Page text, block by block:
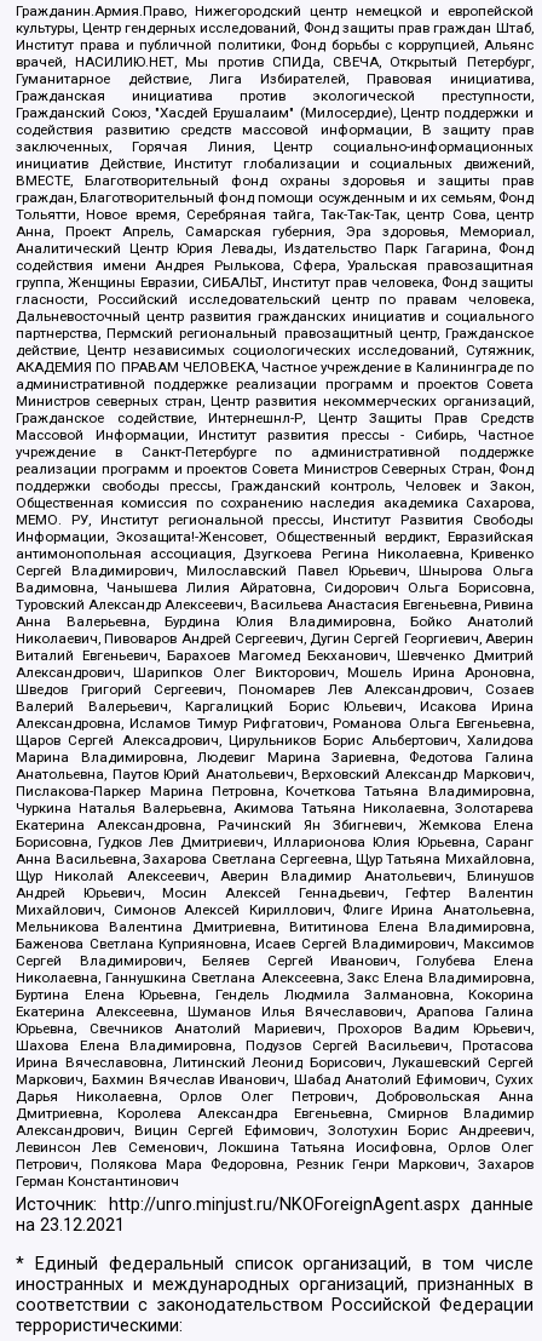
Гражданин.Армия.Право, Нижегородский центр немецкой и европейской
культуры, Центр гендерных исследований, Фонд защиты прав граждан Штаб,
Институт права и публичной политики, Фонд борьбы с коррупцией, Альянс
врачей, НАСИЛИЮ.НЕТ, Мы против СПИДа, СВЕЧА, Открытый Петербург,
Гуманитарное действие, Лига Избирателей, Правовая инициатива,
Гражданская инициатива против экологической преступности,
Гражданский Союз, "Хасдей Ерушалаим" (Милосердие), Центр поддержки и
содействия развитию средств массовой информации, В защиту прав
заключенных, Горячая Линия, Центр социально-информационных
инициатив Действие, Институт глобализации и социальных движений,
ВМЕСТЕ, Благотворительный фонд охраны здоровья и защиты прав
граждан, Благотворительный фонд помощи осужденным и их семьям, Фонд
Тольятти, Новое время, Серебряная тайга, Так-Так-Так, центр Сова, центр
Анна, Проект Апрель, Самарская губерния, Эра здоровья, Мемориал,
Аналитический Центр Юрия Левады, Издательство Парк Гагарина, Фонд
содействия имени Андрея Рылькова, Сфера, Уральская правозащитная
группа, Женщины Евразии, СИБАЛЬТ, Институт прав человека, Фонд защиты
гласности, Российский исследовательский центр по правам человека,
Дальневосточный центр развития гражданских инициатив и социального
партнерства, Пермский региональный правозащитный центр, Гражданское
действие, Центр независимых социологических исследований, Сутяжник,
АКАДЕМИЯ ПО ПРАВАМ ЧЕЛОВЕКА, Частное учреждение в Калининграде по
административной поддержке реализации программ и проектов Совета
Министров северных стран, Центр развития некоммерческих организаций,
Гражданское содействие, Интернешнл-Р, Центр Защиты Прав Средств
Массовой Информации, Институт развития прессы - Сибирь, Частное
учреждение в Санкт-Петербурге по административной поддержке
реализации программ и проектов Совета Министров Северных Стран, Фонд
поддержки свободы прессы, Гражданский контроль, Человек и Закон,
Общественная комиссия по сохранению наследия академика Сахарова,
МЕМО. РУ, Институт региональной прессы, Институт Развития Свободы
Информации, Экозащита!-Женсовет, Общественный вердикт, Евразийская
антимонопольная ассоциация, Дзугкоева Регина Николаевна, Кривенко
Сергей Владимирович, Милославский Павел Юрьевич, Шнырова Ольга
Вадимовна, Чанышева Лилия Айратовна, Сидорович Ольга Борисовна,
Туровский Александр Алексеевич, Васильева Анастасия Евгеньевна, Ривина
Анна Валерьевна, Бурдина Юлия Владимировна, Бойко Анатолий
Николаевич, Пивоваров Андрей Сергеевич, Дугин Сергей Георгиевич, Аверин
Виталий Евгеньевич, Барахоев Магомед Бекханович, Шевченко Дмитрий
Александрович, Шарипков Олег Викторович, Мошель Ирина Ароновна,
Шведов Григорий Сергеевич, Пономарев Лев Александрович, Созаев
Валерий Валерьевич, Каргалицкий Борис Юльевич, Исакова Ирина
Александровна, Исламов Тимур Рифгатович, Романова Ольга Евгеньевна,
Щаров Сергей Алексадрович, Цирульников Борис Альбертович, Халидова
Марина Владимировна, Людевиг Марина Зариевна, Федотова Галина
Анатольевна, Паутов Юрий Анатольевич, Верховский Александр Маркович,
Пислакова-Паркер Марина Петровна, Кочеткова Татьяна Владимировна,
Чуркина Наталья Валерьевна, Акимова Татьяна Николаевна, Золотарева
Екатерина Александровна, Рачинский Ян Збигневич, Жемкова Елена
Борисовна, Гудков Лев Дмитриевич, Илларионова Юлия Юрьевна, Саранг
Анна Васильевна, Захарова Светлана Сергеевна, Щур Татьяна Михайловна,
Щур Николай Алексеевич, Аверин Владимир Анатольевич, Блинушов
Андрей Юрьевич, Мосин Алексей Геннадьевич, Гефтер Валентин
Михайлович, Симонов Алексей Кириллович, Флиге Ирина Анатольевна,
Мельникова Валентина Дмитриевна, Вититинова Елена Владимировна,
Баженова Светлана Куприяновна, Исаев Сергей Владимирович, Максимов
Сергей Владимирович, Беляев Сергей Иванович, Голубева Елена
Николаевна, Ганнушкина Светлана Алексеевна, Закс Елена Владимировна,
Буртина Елена Юрьевна, Гендель Людмила Залмановна, Кокорина
Екатерина Алексеевна, Шуманов Илья Вячеславович, Арапова Галина
Юрьевна, Свечников Анатолий Мариевич, Прохоров Вадим Юрьевич,
Шахова Елена Владимировна, Подузов Сергей Васильевич, Протасова
Ирина Вячеславовна, Литинский Леонид Борисович, Лукашевский Сергей
Маркович, Бахмин Вячеслав Иванович, Шабад Анатолий Ефимович, Сухих
Дарья Николаевна, Орлов Олег Петрович, Добровольская Анна
Дмитриевна, Королева Александра Евгеньевна, Смирнов Владимир
Александрович, Вицин Сергей Ефимович, Золотухин Борис Андреевич,
Левинсон Лев Семенович, Локшина Татьяна Иосифовна, Орлов Олег
Петрович, Полякова Мара Федоровна, Резник Генри Маркович, Захаров
Герман Константинович
Источник: http://unro.minjust.ru/NKOForeignAgent.aspxданные
на23.12.2021
* Единый федеральный список организаций, в том числе
иностранных и международных организаций, признанных в
соответствии с законодательством Российской Федерации
террористическими: